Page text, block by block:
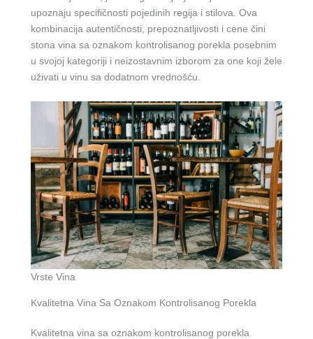
upoznaju specifičnosti pojedinih regija i stilova. Ova
kombinacija autentičnosti, prepoznatljivosti i cene čini
stona vina sa oznakom kontrolisanog porekla posebnim
u svojoj kategoriji i neizostavnim izborom za one koji žele
uživati u vinu sa dodatnom vrednošću.
Vrste Vina
Kvalitetna Vina Sa Oznakom Kontrolisanog Porekla
Kvalitetna vina sa oznakom kontrolisanog porekla